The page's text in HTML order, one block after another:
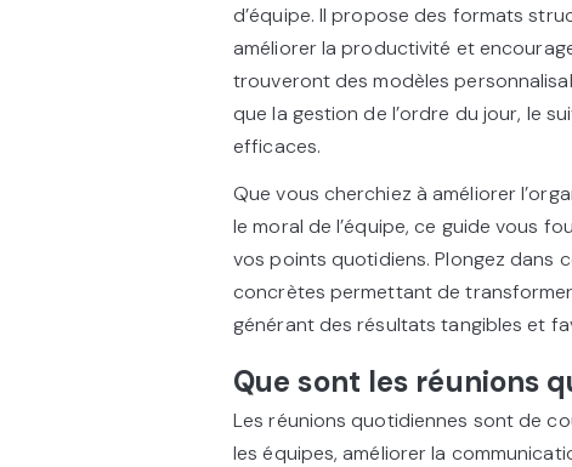
d’équipe. Il propose des formats
améliorer la productivité et
trouveront des modèles
que la gestion de l’ordre du jour, le
efficaces.
Que vous cherchiez à améliorer
le moral de l’équipe, ce guide vous
vos points quotidiens. Plongez dans
concrètes permettant de
générant des résultats tangibles et
Que sont les réunions
Les réunions quotidiennes sont de
les équipes, améliorer la